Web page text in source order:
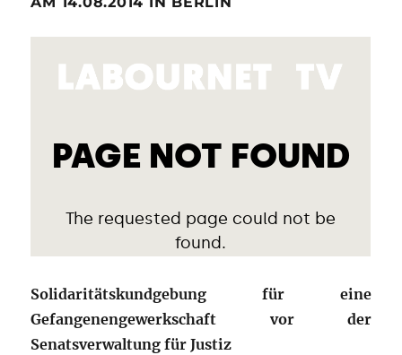
Solidaritätskundgebung für eine
Gefangenengewerkschaft vor der
Senatsverwaltung für Justiz